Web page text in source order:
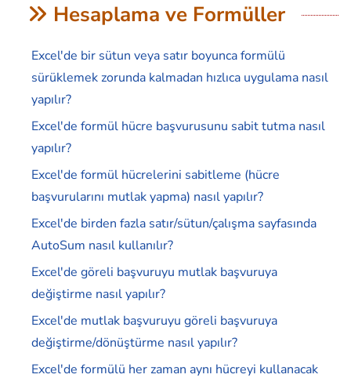
Hesaplama ve Formüller
Excel'de bir sütun veya satır boyunca formülü
sürüklemek zorunda kalmadan hızlıca uygulama nasıl
yapılır?
Excel'de formül hücre başvurusunu sabit tutma nasıl
yapılır?
Excel'de formül hücrelerini sabitleme (hücre
başvurularını mutlak yapma) nasıl yapılır?
Excel'de birden fazla satır/sütun/çalışma sayfasında
AutoSum nasıl kullanılır?
Excel'de göreli başvuruyu mutlak başvuruya
değiştirme nasıl yapılır?
Excel'de mutlak başvuruyu göreli başvuruya
değiştirme/dönüştürme nasıl yapılır?
Excel'de formülü her zaman aynı hücreyi kullanacak